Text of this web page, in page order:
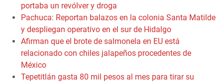
portaba un revólver y droga
Pachuca: Reportan balazos en la colonia Santa Matilde
y despliegan operativo en el sur de Hidalgo
Afirman que el brote de salmonela en EU está
relacionado con chiles jalapeños procedentes de
México
Tepetitlán gasta 80 mil pesos al mes para tirar su